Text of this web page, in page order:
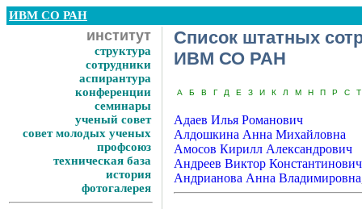
ИВМ СО РАН
институт
структура
сотрудники
аспирантура
конференции
семинары
ученый совет
совет молодых ученых
профсоюз
техническая база
история
фотогалерея
Список штатных
ИВМ СО РАН
А Б В Г Д Е З И К Л М Н П Р С Т
Адаев Илья Романович
Алдошкина Анна Михайловна
Амосов Кирилл Александрович
Андреев Виктор Константинович
Андрианова Анна Владимировна